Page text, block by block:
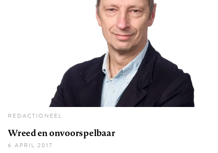
REDACTIONEEL
Wreed en onvoorspelbaar
6 APRIL 2017